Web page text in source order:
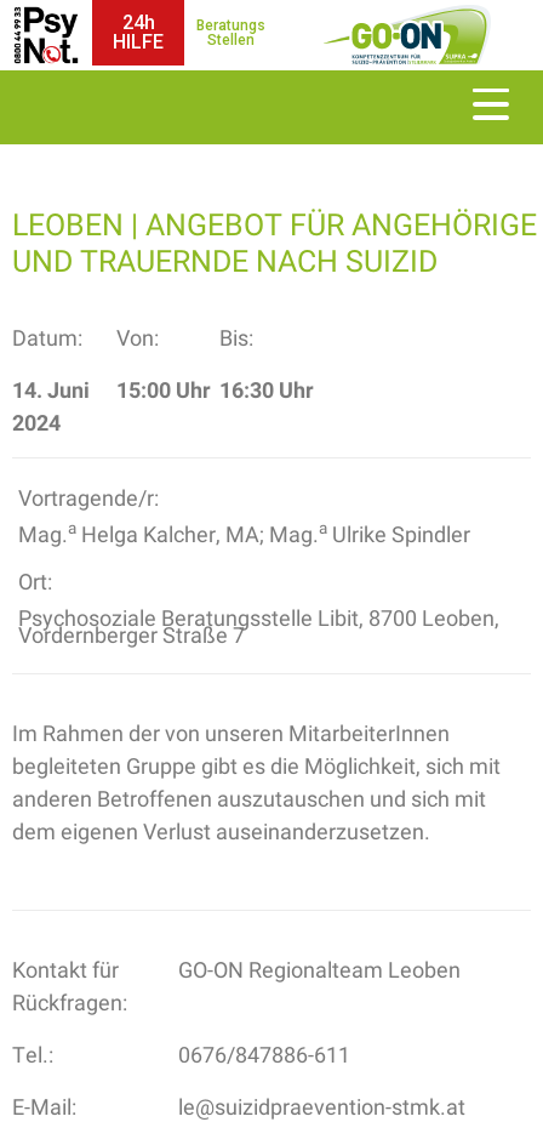
24h
HILFE
Beratungs
Stellen
LEOBEN | ANGEBOT FÜR ANGEHÖRIGE
UND TRAUERNDE NACH SUIZID
Datum:
14. Juni
2024
Von:
15:00 Uhr
Bis:
16:30 Uhr
Vortragende/r:
Mag.a Helga Kalcher, MA; Mag.a Ulrike Spindler
Ort:
Psychosoziale Beratungsstelle Libit, 8700 Leoben,
Vordernberger Straße 7
Im Rahmen der von unseren MitarbeiterInnen
begleiteten Gruppe gibt es die Möglichkeit, sich mit
anderen Betroffenen auszutauschen und sich mit
dem eigenen Verlust auseinanderzusetzen.
Kontakt für
Rückfragen:
GO-ON Regionalteam Leoben
Tel.:
0676/847886-611
E-Mail:
le@suizidpraevention-stmk.at